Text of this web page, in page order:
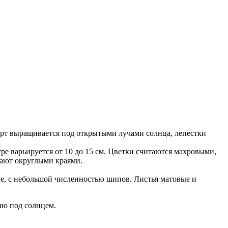
выращивается под открытыми лучами солнца, лепестки
варьируется от 10 до 15 см. Цветки считаются махровыми,
округлыми краями.
с небольшой численностью шипов. Листья матовые и
под солнцем.